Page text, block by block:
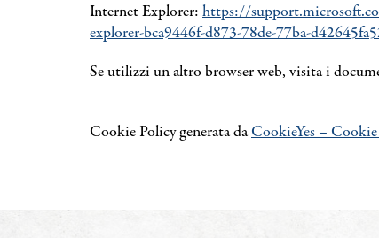
Internet Explorer: https://
explorer-bca9446f-d873-78de-77ba-
Se utilizzi un altro browser web, visita i
Cookie Policy generata daCookieYes –